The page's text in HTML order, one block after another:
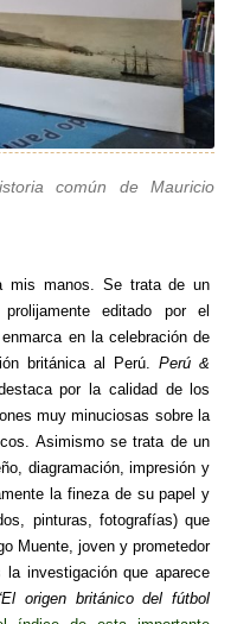
común de Mauricio
mis manos. Se trata de un
editado por el
en la celebración de
británica al Perú.Perú &
por la calidad de los
muy minuciosas sobre la
Asimismo se trata de un
diagramación, impresión y
la fineza de su papel y
pinturas, fotografías) que
Muente, joven y prometedor
investigación que aparece
origen británico del fútbol